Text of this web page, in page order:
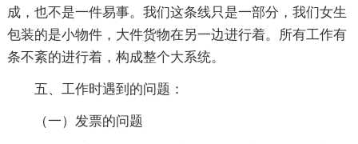
成，也不是一件易事。我们这条线只是一部分，我们女生
包装的是小物件，大件货物在另一边进行着。所有工作有
条不紊的进行着，构成整个大系统。
五、工作时遇到的问题：
（一）发票的问题